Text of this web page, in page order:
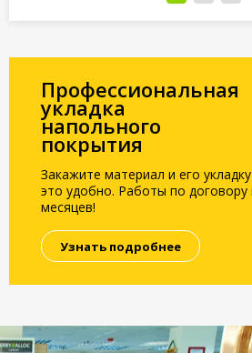
Профессиональная
укладка
напольного
покрытия
Закажите материал и его
это удобно. Работы по договору
месяцев!
Узнать подробнее